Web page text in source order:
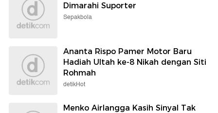
Dimarahi Suporter
Sepakbola
Ananta Rispo Pamer Motor Baru
Hadiah Ultah ke-8 Nikah dengan Siti
Rohmah
detikHot
Menko Airlangga Kasih Sinyal Tak